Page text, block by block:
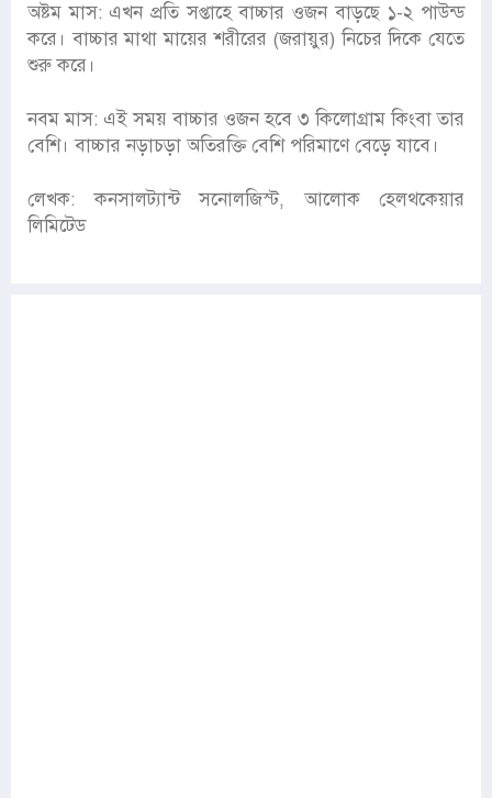
অষ্টম মাস: এখন প্রতি সপ্তাহে বাচ্চার ওজন বাড়ছে ১-২ পাউন্ড
করে। বাচ্চার মাথা মায়ের শরীরের (জরায়ুর) নিচের দিকে যেতে
শুরু করে।
নবম মাস: এই সময় বাচ্চার ওজন হবে ৩ কিলোগ্রাম কিংবা তার
বেশি। বাচ্চার নড়াচড়া অতিরক্তি বেশি পরিমাণে বেড়ে যাবে।
লেখক: কনসালট্যান্ট সনোলজিস্ট, আলোক হেলথকেয়ার
লিমিটেড